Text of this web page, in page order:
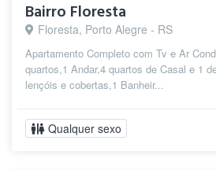
Bairro Floresta
Floresta, Porto Alegre - RS
Apartamento Completo com Tv e Ar
quartos,1 Andar,4 quartos de Casal e 1
lençóis e cobertas,1 Banheir...
Qualquer sexo